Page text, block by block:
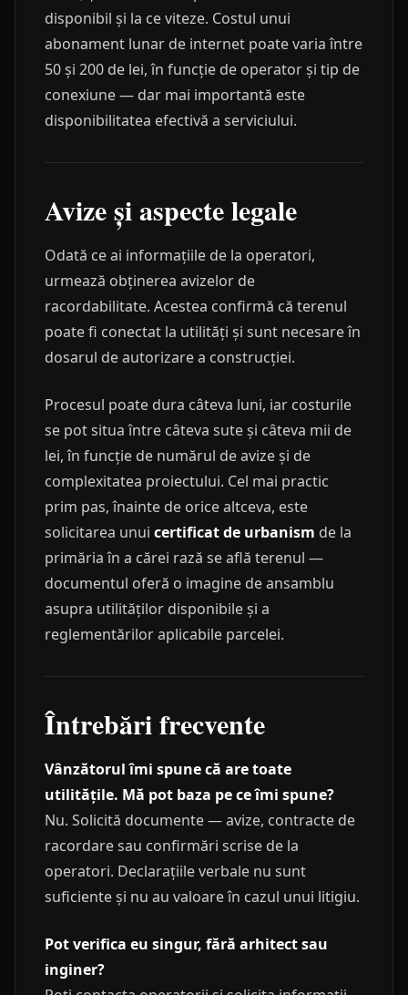
disponibil și la ce viteze. Costul unui
abonament lunar de internet poate varia între
50 și 200 de lei, în funcție de operator și tip de
conexiune — dar mai importantă este
disponibilitatea efectivă a serviciului.
Avize și aspecte legale
Odată ce ai informațiile de la operatori,
urmează obținerea avizelor de
racordabilitate. Acestea confirmă că terenul
poate fi conectat la utilități și sunt necesare în
dosarul de autorizare a construcției.
Procesul poate dura câteva luni, iar costurile
se pot situa între câteva sute și câteva mii de
lei, în funcție de numărul de avize și de
complexitatea proiectului. Cel mai practic
prim pas, înainte de orice altceva, este
solicitarea unui certificat de urbanism de la
primăria în a cărei rază se află terenul —
documentul oferă o imagine de ansamblu
asupra utilităților disponibile și a
reglementărilor aplicabile parcelei.
Întrebări frecvente
Vânzătorul îmi spune că are toate
utilitățile. Mă pot baza pe ce îmi spune?
Nu. Solicită documente — avize, contracte de
racordare sau confirmări scrise de la
operatori. Declarațiile verbale nu sunt
suficiente și nu au valoare în cazul unui litigiu.
Pot verifica eu singur, fără arhitect sau
inginer?